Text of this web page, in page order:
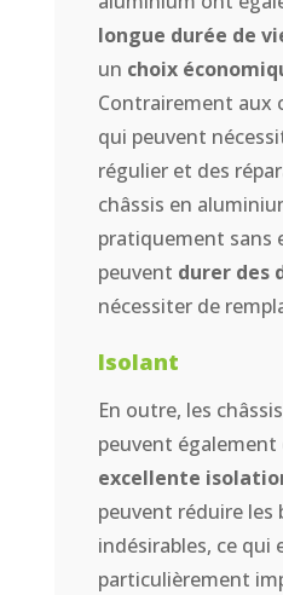
longue durée de
un choix
Contrairement aux
qui peuvent
régulier et des
châssis en
pratiquement sans
peuvent durer des
nécessiter de
Isolant
En outre, les
peuvent
excellente
peuvent réduire
indésirables, ce qui
particulièrement